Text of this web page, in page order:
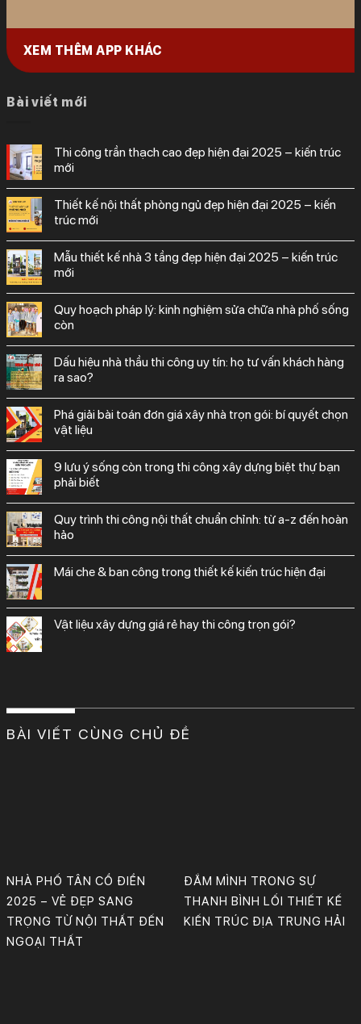
XEM THÊM APP KHÁC
Bài viết mới
thi công trần thạch cao đẹp hiện đại 2025 – kiến trúc
mới
thiết kế nội thất phòng ngủ đẹp hiện đại 2025 – kiến
trúc mới
mẫu thiết kế nhà 3 tầng đẹp hiện đại 2025 – kiến trúc
mới
quy hoạch pháp lý: kinh nghiệm sửa chữa nhà phố sống
còn
dấu hiệu nhà thầu thi công uy tín: họ tư vấn khách hàng
ra sao?
phá giải bài toán đơn giá xây nhà trọn gói: bí quyết chọn
vật liệu
9 lưu ý sống còn trong thi công xây dựng biệt thự bạn
phải biết
quy trình thi công nội thất chuẩn chỉnh: từ a-z đến hoàn
hảo
mái che & ban công trong thiết kế kiến trúc hiện đại
vật liệu xây dựng giá rẻ hay thi công trọn gói?
BÀI VIẾT CÙNG CHỦ ĐỀ
NHÀ PHỐ TÂN CỔ ĐIỂN
2025 – VẺ ĐẸP SANG
TRỌNG TỪ NỘI THẤT ĐẾN
NGOẠI THẤT
ĐẮM MÌNH TRONG SỰ
THANH BÌNH LỐI THIẾT KẾ
KIẾN TRÚC ĐỊA TRUNG HẢI